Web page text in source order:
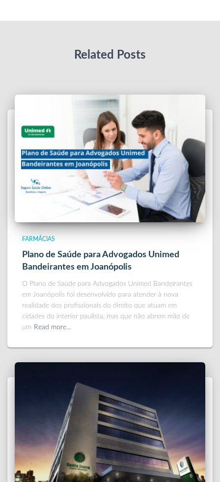
Related Posts
FARMÁCIAS
Plano de Saúde para Advogados Unimed
Bandeirantes em Joanópolis
O Plano de Saúde para Advogados Unimed Bandeirantes
em Joanópolis foi desenvolvido para atender à nova
realidade dos profissionais do direito que atuam em
cidades do interior paulista, mas que não abrem mão de
um Read more…